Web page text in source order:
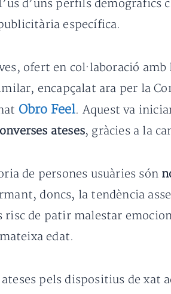
d’uns perfils demogràfics
específica.
ofert en col·laboració
encapçalat ara per la
Obro Feel. Aquest va
ateses, gràcies a la
de persones usuàries són
doncs, la tendència
risc de patir malestar
edat.
pels dispositius de xat